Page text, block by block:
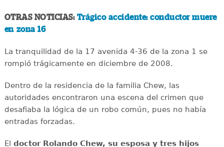
OTRAS NOTICIAS: Trágico accidente: conductor muere
en zona 16
La tranquilidad de la 17 avenida 4-36 de la zona 1 se
rompió trágicamente en diciembre de 2008.
Dentro de la residencia de la familia Chew, las
autoridades encontraron una escena del crimen que
desafiaba la lógica de un robo común, pues no había
entradas forzadas.
El doctor Rolando Chew, su esposa y tres hijos